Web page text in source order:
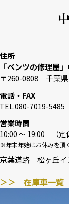
住所
「ベンツの修理屋
〒260-0808 千葉
電話・FAX
TEL.080-7019-
営業時間
10:00 〜 19:00 （定
※年末年始はお休みを頂
京葉道路 松ヶ丘イ
＞＞ 在庫車一覧